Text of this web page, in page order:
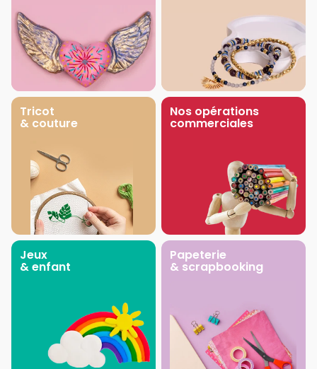
Tricot
& couture
Nos opérations
commerciales
Jeux
& enfant
Papeterie
& scrapbooking